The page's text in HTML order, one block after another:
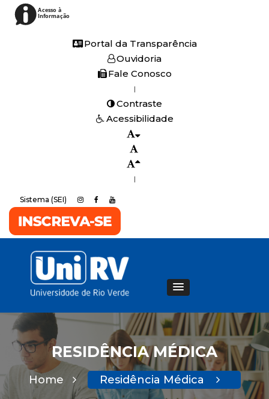
Acesso à
Informação
Portal da Transparência
Ouvidoria
Fale Conosco
|
Contraste
Acessibilidade
|
Sistema (SEI)
RESIDÊNCIA MÉDICA
Home Residência Médica